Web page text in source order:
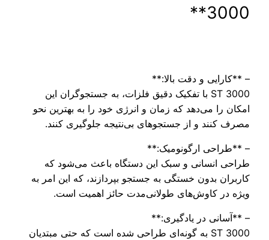
3000**
– **کارایی و دقت بالا:**
ST 3000 با تفکیک دقیق فلزات، به جستجوگران این
امکان را می‌دهد که زمان و انرژی خود را به بهترین نحو
مصرف کنند و از جستجوهای بی‌نتیجه جلوگیری کنند.
– **طراحی ارگونومیک:**
طراحی انسانی و سبک این دستگاه باعث می‌شود که
کاربران بدون خستگی به جستجو بپردازند، که این امر به
ویژه در کاوش‌های طولانی‌مدت حائز اهمیت است.
– **آسانی در یادگیری:**
ST 3000 به گونه‌ای طراحی شده است که حتی مبتدیان